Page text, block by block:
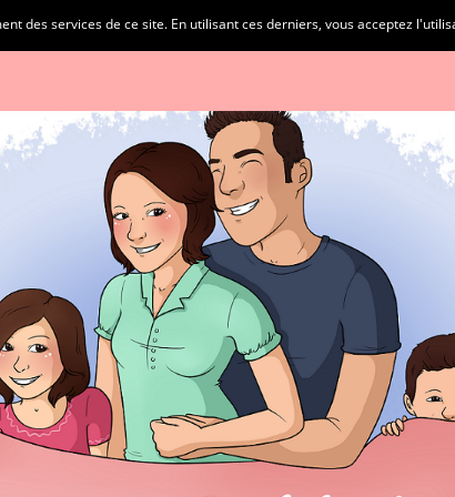
LÉGALES PARTENAIRES CATÉGORIES
des services de ce site. En utilisant ces derniers, vous acceptez